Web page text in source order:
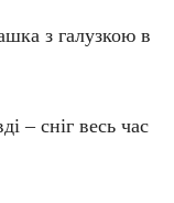
з галузкою в
– сніг весь час